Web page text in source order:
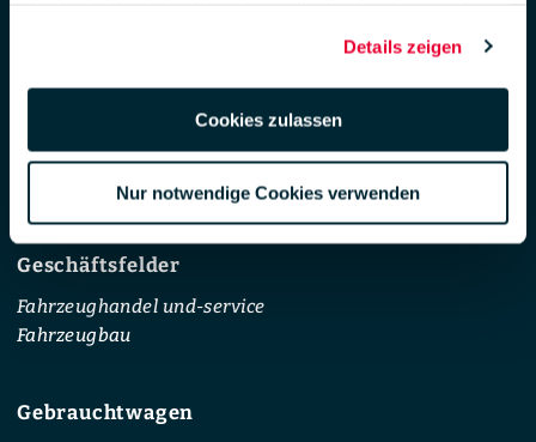
DSGVO zur Übermittlung in die USA zu. Hierbei besteht das
Risiko, dass Ihre Daten u. U. von US-Behörden zu Kontroll- und
Überwachungs-zwecken verarbeitet werden.
Weiterführende Informationen finden Sie unter
Details zeigen
Cookies zulassen
Nur notwendige Cookies verwenden
Unternehmensführung
Gesellschafter
Nachhaltigkeit
Geschäftsfelder
Fahrzeughandel und-service
Fahrzeugbau
Gebrauchtwagen